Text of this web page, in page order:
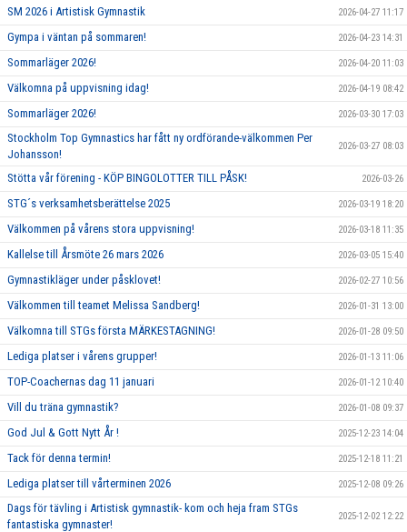
SM 2026 i Artistisk Gymnastik 2026-04-27 11:17
Gympa i väntan på sommaren! 2026-04-23 14:31
Sommarläger 2026! 2026-04-20 11:03
Välkomna på uppvisning idag! 2026-04-19 08:42
Sommarläger 2026! 2026-03-30 17:03
Stockholm Top Gymnastics har fått ny ordförande-välkommen Per
Johansson!
2026-03-27 08:03
Stötta vår förening - KÖP BINGOLOTTER TILL PÅSK! 2026-03-26
STG´s verksamhetsberättelse 2025 2026-03-19 18:20
Välkommen på vårens stora uppvisning! 2026-03-18 11:35
Kallelse till Årsmöte 26 mars 2026 2026-03-05 15:40
Gymnastikläger under påsklovet! 2026-02-27 10:56
Välkommen till teamet Melissa Sandberg! 2026-01-31 13:00
Välkomna till STGs första MÄRKESTAGNING! 2026-01-28 09:50
Lediga platser i vårens grupper! 2026-01-13 11:06
TOP-Coachernas dag 11 januari 2026-01-12 10:40
Vill du träna gymnastik? 2026-01-08 09:37
God Jul & Gott Nytt År ! 2025-12-23 14:04
Tack för denna termin! 2025-12-18 11:21
Lediga platser till vårterminen 2026 2025-12-08 09:26
Dags för tävling i Artistisk gymnastik- kom och heja fram STGs
fantastiska gymnaster!
2025-12-02 12:22